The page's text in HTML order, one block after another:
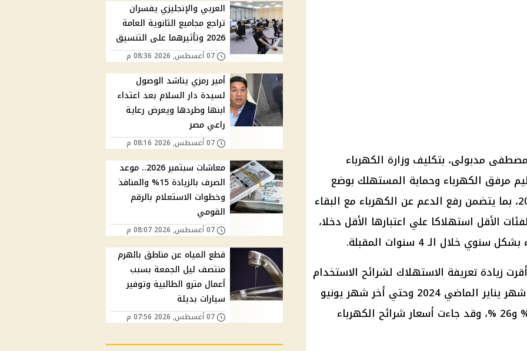
مدبولى، بتكليف وزارة الكهرباء
مرفق الكهرباء وحماية المستهلك بوضع
تعريفة جديدة لأسعار الكهرباء 2024، بما يتضمن رفع الدعم عن الكهرباء مع البقاء
الأقل استهلاكا علي اعتبارها الأقل دخلا،
خلال الـ 4 سنوات المقبلة.
زيادة تعريفة الاستهلاك لشرائح الاستخدام
المختلفة للكهرباء، اعتبارا من أول شهر يناير الماضي 2024 وحتي أخر شهر يونيو
الماضي، بنسبة تراوحت ما بين 16 % و26 %، وقد جاءت أسعار شرائح الكهرباء
العربي والإنجليزي يفسران
تراجع مجاميع الثانوية العامة
2026 وتأثيرهما على التنسيق
07 أغسطس, 2026 08:36 م
أمير رمزي يناشد الوصول
لسيدة دار السلام بعد اعتداء
ابنها وطردها ويعرض رعاية
راعي مصر
07 أغسطس, 2026 08:16 م
معاشات سبتمبر 2026.. موعد
الصرف بالزيادة 15% والمنافذ
وخطوات الاستعلام بالرقم
القومي
07 أغسطس, 2026 08:07 م
قطع المياه عن مناطق بالهرم
منتصف ليل الجمعة بسبب
أعمال مترو الطالبية وتوفير
سيارات بديلة
07 أغسطس, 2026 07:56 م